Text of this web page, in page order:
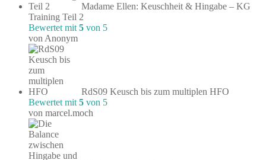
Madame Ellen: Keuschheit & Hingabe – KG
Training Teil 2
Bewertet mit 5 von 5
von Anonym
RdS09 Keusch bis zum multiplen HFO
Bewertet mit 5 von 5
von marcel.moch